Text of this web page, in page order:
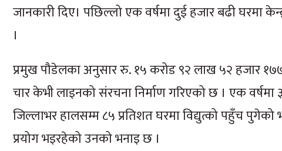
जानकारी दिए। पछिल्लो एक वर्षमा दुई हजार बढी घरमा
।
प्रमुख पौडेलका अनुसार रु. १५ करोड ९२ लाख ५२ हजार
चार केभी लाइनको संरचना निर्माण गरिएको छ । एक वर्षमा
जिल्लाभर हालसम्म ८५ प्रतिशत घरमा विद्युत्को पहुँच
प्रयोग भइरहेको उनको भनाइ छ ।